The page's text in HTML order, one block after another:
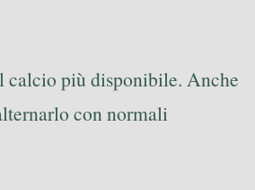
calcio più disponibile. Anche
con normali